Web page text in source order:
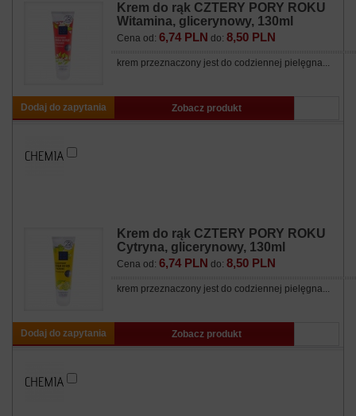
Krem do rąk CZTERY PORY ROKU
Witamina, glicerynowy, 130ml
Cena od: 6,74 PLN do: 8,50 PLN
krem przeznaczony jest do codziennej pielęgna...
Dodaj do zapytania Zobacz produkt
Krem do rąk CZTERY PORY ROKU
Cytryna, glicerynowy, 130ml
Cena od: 6,74 PLN do: 8,50 PLN
krem przeznaczony jest do codziennej pielęgna...
Dodaj do zapytania Zobacz produkt